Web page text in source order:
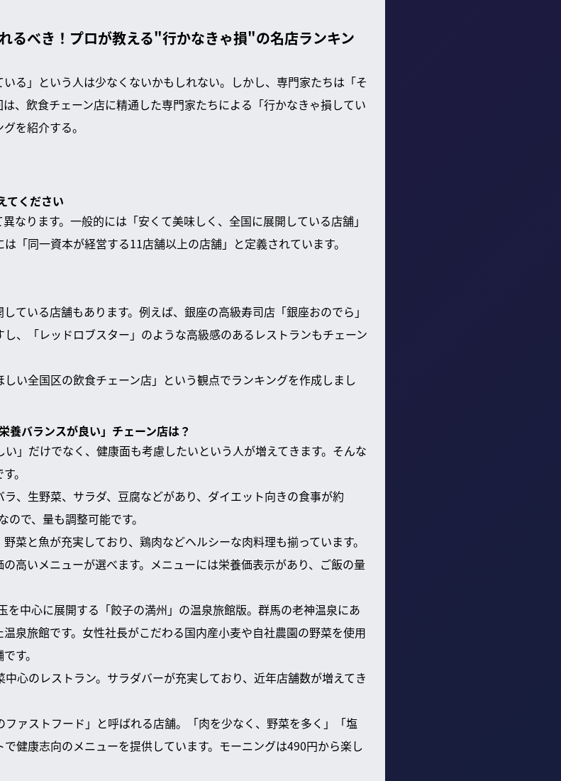
るべき！プロが教える"行かなきゃ損"の名店ランキン
る」という人は少なくないかもしれない。しかし、専門家たちは「そ
、飲食チェーン店に精通した専門家たちによる「行かなきゃ損してい
を紹介する。
てください
なります。一般的には「安くて美味しく、全国に展開している店舗」
「同一資本が経営する11店舗以上の店舗」と定義されています。
ている店舗もあります。例えば、銀座の高級寿司店「銀座おのでら」
、「レッドロブスター」のような高級感のあるレストランもチェーン
い全国区の飲食チェーン店」という観点でランキングを作成しまし
養バランスが良い」チェーン店は？
」だけでなく、健康面も考慮したいという人が増えてきます。そんな
。
、生野菜、サラダ、豆腐などがあり、ダイエット向きの食事が約
で、量も調整可能です。
菜と魚が充実しており、鶏肉などヘルシーな肉料理も揃っています。
高いメニューが選べます。メニューには栄養価表示があり、ご飯の量
を中心に展開する「餃子の満州」の温泉旅館版。群馬の老神温泉にあ
泉旅館です。女性社長がこだわる国内産小麦や自社農園の野菜を使用
す。
心のレストラン。サラダバーが充実しており、近年店舗数が増えてき
ァストフード」と呼ばれる店舗。「肉を少なく、野菜を多く」「塩
健康志向のメニューを提供しています。モーニングは490円から楽し